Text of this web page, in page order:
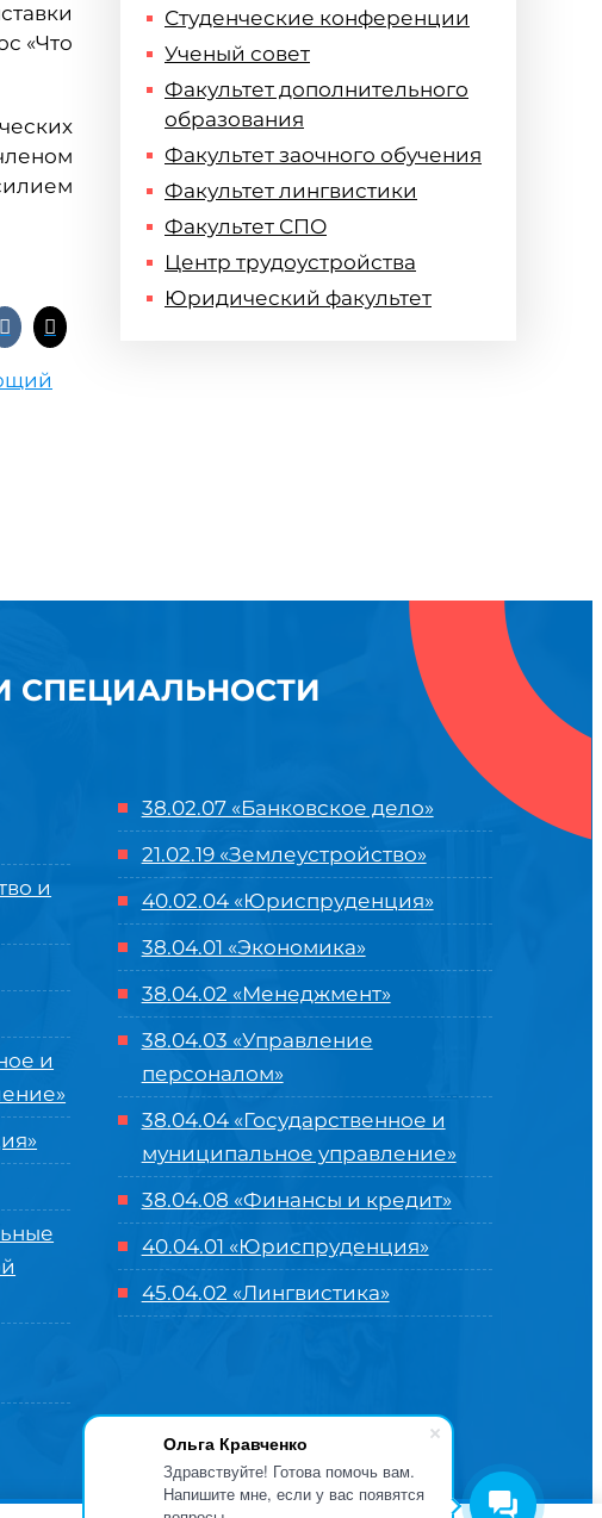
Ольга Кравченко
Здравствуйте! Готова помочь вам.
Напишите мне, если у вас появятся
«Что
Студенческие конференции
Ученый совет
Факультет дополнительного
образования
Факультет заочного обучения
Факультет лингвистики
Факультет СПО
Центр трудоустройства
Юридический факультет
СПЕЦИАЛЬНОСТИ
и
и
38.02.07 «Банковское дело»
21.02.19 «Землеустройство»
40.02.04 «Юриспруденция»
38.04.01 «Экономика»
38.04.02 «Менеджмент»
38.04.03 «Управление
персоналом»
38.04.04 «Государственное и
муниципальное управление»
38.04.08 «Финансы и кредит»
40.04.01 «Юриспруденция»
45.04.02 «Лингвистика»